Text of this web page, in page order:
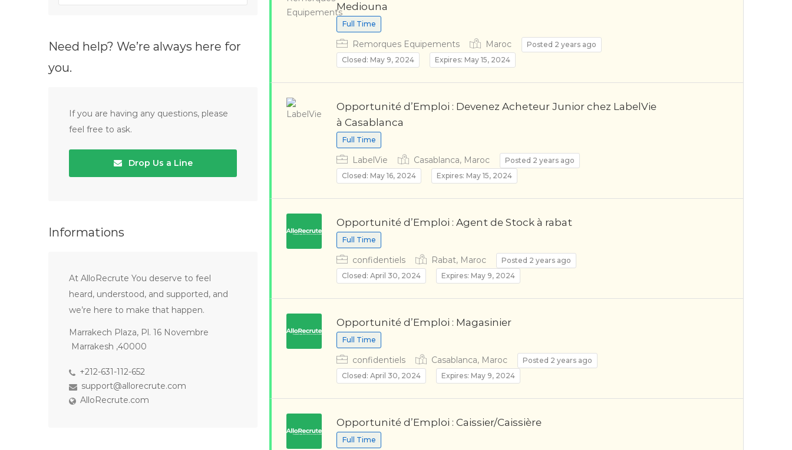
Need help? We’re always here for
you.
If you are having any questions, please
feel free to ask.
Drop Us a Line
Informations
At AlloRecrute You deserve to feel
heard, understood, and supported, and
we’re here to make that happen.
Marrakech Plaza, Pl. 16 Novembre
Marrakesh ,40000
+212-631-112-652
support@allorecrute.com
AlloRecrute.com
Mediouna
Full Time
Remorques Equipements Maroc
Posted 2 years ago
Closed: May 9, 2024
Expires: May 15, 2024
Opportunité d’Emploi : Devenez Acheteur Junior chez LabelVie
à Casablanca
Full Time
LabelVie Casablanca, Maroc
Posted 2 years ago
Closed: May 16, 2024
Expires: May 15, 2024
Opportunité d’Emploi : Agent de Stock à rabat
Full Time
confidentiels Rabat, Maroc
Posted 2 years ago
Closed: April 30, 2024
Expires: May 9, 2024
Opportunité d’Emploi : Magasinier
Full Time
confidentiels Casablanca, Maroc
Posted 2 years ago
Closed: April 30, 2024
Expires: May 9, 2024
Opportunité d’Emploi : Caissier/Caissière
Full Time